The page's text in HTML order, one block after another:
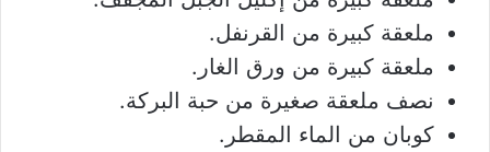
ملعقة كبيرة من القرنفل.
ملعقة كبيرة من ورق الغار.
نصف ملعقة صغيرة من حبة البركة.
كوبان من الماء المقطر.